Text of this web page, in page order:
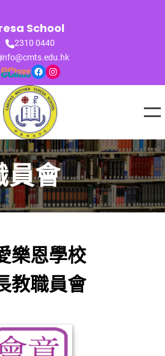
School
2310 0440
info@cmts.edu.hk
Facebook Instagram
員會
樂恩學校
教職員會